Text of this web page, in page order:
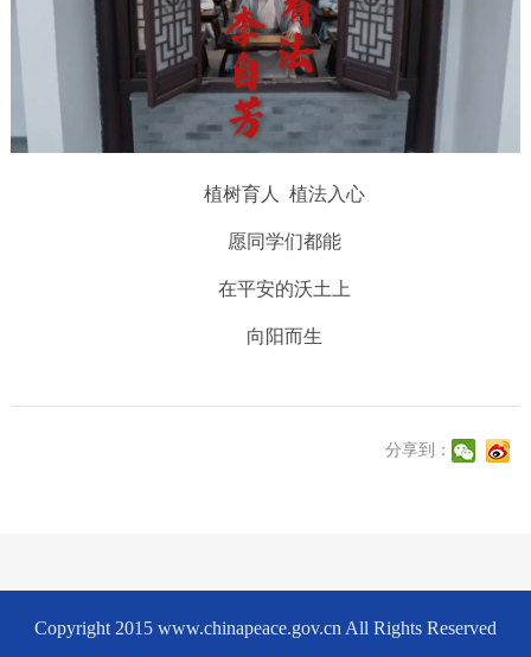
植树育人 植法入心
愿同学们都能
在平安的沃土上
向阳而生
分享到：
Copyright 2015 www.chinapeace.gov.cn All Rights Reserved